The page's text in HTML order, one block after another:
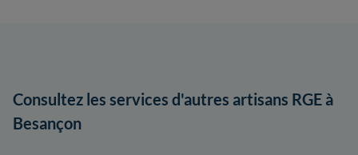
Consultez les services d'autres artisans RGE à
Besançon